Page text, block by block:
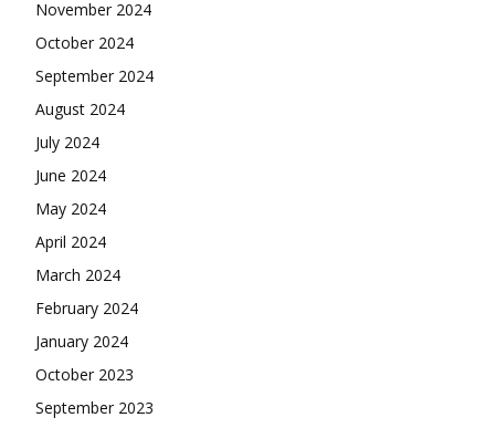
November 2024
October 2024
September 2024
August 2024
July 2024
June 2024
May 2024
April 2024
March 2024
February 2024
January 2024
October 2023
September 2023